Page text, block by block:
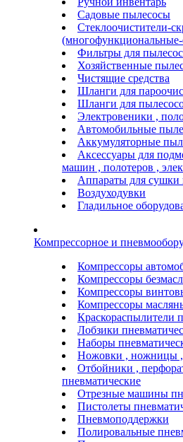
Садовые пылесосы
Стеклоочистители-
(многофункциональные-
Фильтры для
Хозяйственные
Чистящие средства
Шланги для
Шланги для
Электровеники ,
Автомобильные
Аккумуляторные
Аксессуары для
машин , полотеров ,
Аппараты для сушки
Воздуходувки
Гладильное
Компрессорное и
Компрессоры
Компрессоры
Компрессоры
Компрессоры
Краскораспылители
Лобзики
Наборы
Ножовки , ножницы ,
Отбойники ,
пневматические
Отрезные машины
Пистолеты
Пневмоподдержки
Полировальные